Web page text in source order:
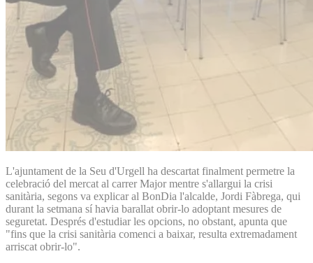
L'ajuntament de la Seu d'Urgell ha descartat finalment permetre la
celebració del mercat al carrer Major mentre s'allargui la crisi
sanitària, segons va explicar al BonDia l'alcalde, Jordi Fàbrega, qui
durant la setmana sí havia barallat obrir-lo adoptant mesures de
seguretat. Després d'estudiar les opcions, no obstant, apunta que
"fins que la crisi sanitària comenci a baixar, resulta extremadament
arriscat obrir-lo".